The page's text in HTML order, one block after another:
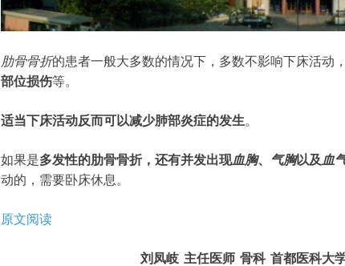
肋骨骨折的患者一般大多数的情况下，多数不影响下床活动
部位损伤等。
适当下床活动反而可以减少肺部炎症的发生
如果是多发性的肋骨骨折，还有并发出现血胸、 气胸以及 血
动的，需要卧床休息。
原文阅读
刘凤岐 主任医师 骨科 首都医科大